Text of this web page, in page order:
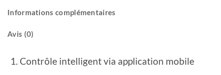
Informations complémentaires
Avis (0)
Contrôle intelligent via application mobile